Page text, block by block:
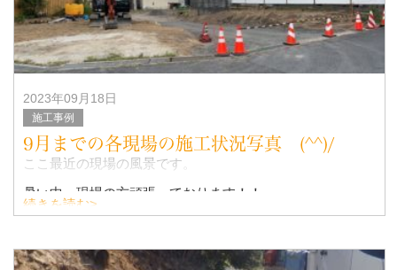
2023年09月18日
施工事例
9月までの各現場の施工状況写真 (^^)/
ここ最近の現場の風景です。
暑い中、現場の方頑張っております！！
続きを読む>